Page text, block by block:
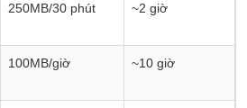
250MB/30 phút ~2 giờ
100MB/giờ ~10 giờ